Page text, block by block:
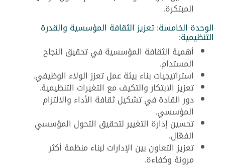
المبتكرة.
الوحدة الخامسة: تعزيز الثقافة المؤسسية والقدرة
التنظيمية:
أهمية الثقافة المؤسسية في تحقيق النجاح
المستدام.
استراتيجيات بناء بيئة عمل تعزز الولاء الوظيفي.
تعزيز الابتكار والتكيف مع التغيرات التنظيمية.
دور القادة في تشكيل ثقافة الأداء والالتزام
المؤسسي.
تحسين إدارة التغيير لتحقيق التحول المؤسسي
الفعّال.
تعزيز التعاون بين الإدارات لبناء منظمة أكثر
مرونة وكفاءة.